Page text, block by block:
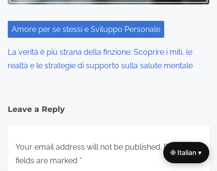
Amore per se stessi e Sviluppo Personale
La verità è più strana della finzione: Scoprire i miti, le
realtà e le strategie di supporto sulla salute mentale
Leave a Reply
Your email address will not be published. Required
fields are marked *
🌐 Italian ▾